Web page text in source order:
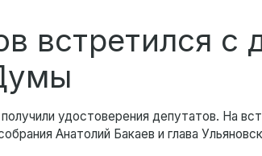
встретился с
удостоверения депутатов. На
Анатолий Бакаев и глава